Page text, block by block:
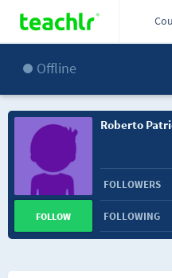
Offline
Roberto
FOLLOWERS
FOLLOWING
FOLLOW